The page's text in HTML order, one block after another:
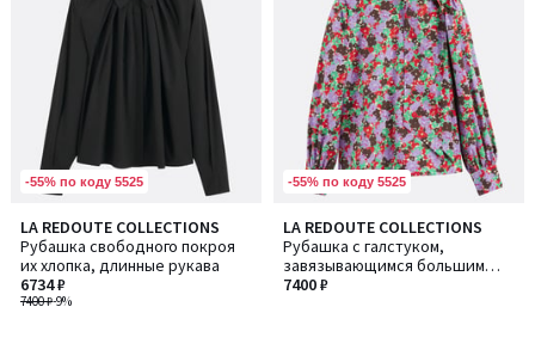
-55% по коду 5525
LA REDOUTE COLLECTIONS
Рубашка свободного покроя
их хлопка, длинные рукава
7400 ₽-9%
6734 ₽
-55% по коду 5525
LA REDOUTE COLLECTIONS
Рубашка с галстуком,
завязывающимся большим
бантом, длинными рукавами с
7400 ₽